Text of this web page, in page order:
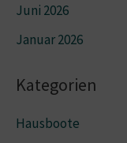
Juni 2026
Januar 2026
Kategorien
Hausboote